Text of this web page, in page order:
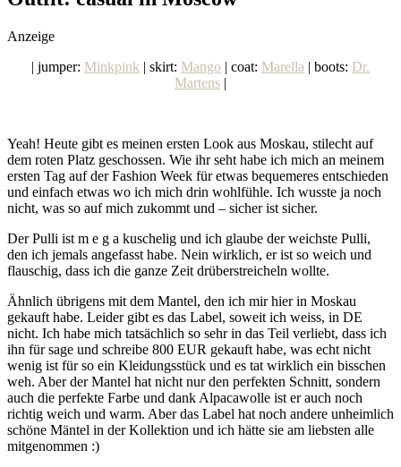
social topics
Anzeige
| jumper: Minkpink | skirt: Mango | coat: Marella | boots: Dr.
Martens |
Yeah! Heute gibt es meinen ersten Look aus Moskau, stilecht auf
dem roten Platz geschossen. Wie ihr seht habe ich mich an meinem
ersten Tag auf der Fashion Week für etwas bequemeres entschieden
und einfach etwas wo ich mich drin wohlfühle. Ich wusste ja noch
nicht, was so auf mich zukommt und – sicher ist sicher.
Der Pulli ist m e g a kuschelig und ich glaube der weichste Pulli,
den ich jemals angefasst habe. Nein wirklich, er ist so weich und
flauschig, dass ich die ganze Zeit drüberstreicheln wollte.
Ähnlich übrigens mit dem Mantel, den ich mir hier in Moskau
gekauft habe. Leider gibt es das Label, soweit ich weiss, in DE
nicht. Ich habe mich tatsächlich so sehr in das Teil verliebt, dass ich
ihn für sage und schreibe 800 EUR gekauft habe, was echt nicht
wenig ist für so ein Kleidungsstück und es tat wirklich ein bisschen
weh. Aber der Mantel hat nicht nur den perfekten Schnitt, sondern
auch die perfekte Farbe und dank Alpacawolle ist er auch noch
richtig weich und warm. Aber das Label hat noch andere unheimlich
schöne Mäntel in der Kollektion und ich hätte sie am liebsten alle
mitgenommen :)